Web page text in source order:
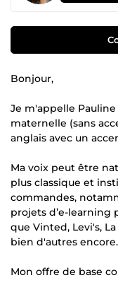
Bonjour,
Je m'appelle
maternelle (sans
anglais avec un
Ma voix peut être
plus classique et
commandes,
projets d’e-learning
que Vinted, Levi's,
bien d'autres encore.
Mon offre de base